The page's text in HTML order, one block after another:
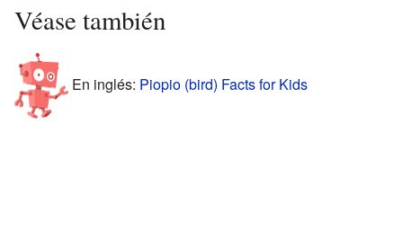
Véase también
En inglés: Piopio (bird) Facts for Kids